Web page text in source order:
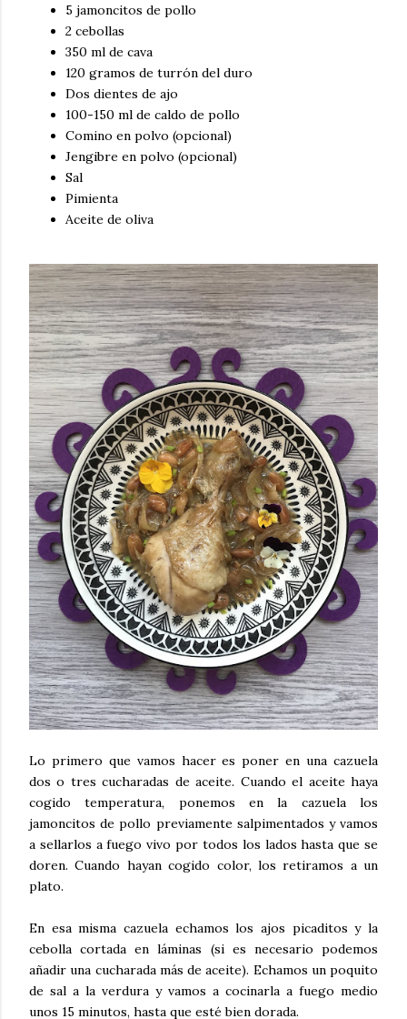
5 jamoncitos de pollo
2 cebollas
350 ml de cava
120 gramos de turrón del duro
Dos dientes de ajo
100-150 ml de caldo de pollo
Comino en polvo (opcional)
Jengibre en polvo (opcional)
Sal
Pimienta
Aceite de oliva
Lo primero que vamos hacer es poner en una cazuela
dos o tres cucharadas de aceite. Cuando el aceite haya
cogido temperatura, ponemos en la cazuela los
jamoncitos de pollo previamente salpimentados y vamos
a sellarlos a fuego vivo por todos los lados hasta que se
doren. Cuando hayan cogido color, los retiramos a un
plato.
En esa misma cazuela echamos los ajos picaditos y la
cebolla cortada en láminas (si es necesario podemos
añadir una cucharada más de aceite). Echamos un poquito
de sal a la verdura y vamos a cocinarla a fuego medio
unos 15 minutos, hasta que esté bien dorada.